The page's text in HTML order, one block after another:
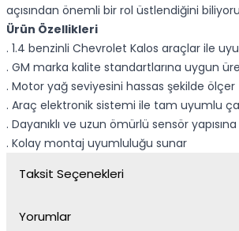
açısından önemli bir rol üstlendiğini
Ürün Özellikleri
. 1.4 benzinli Chevrolet Kalos araçlar ile
. GM marka kalite standartlarına uygun
. Motor yağ seviyesini hassas şekilde ölçer
. Araç elektronik sistemi ile tam uyumlu
. Dayanıklı ve uzun ömürlü sensör
. Kolay montaj uyumluluğu sunar
Taksit Seçenekleri
Yorumlar